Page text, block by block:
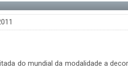
do mundial da modalidade a